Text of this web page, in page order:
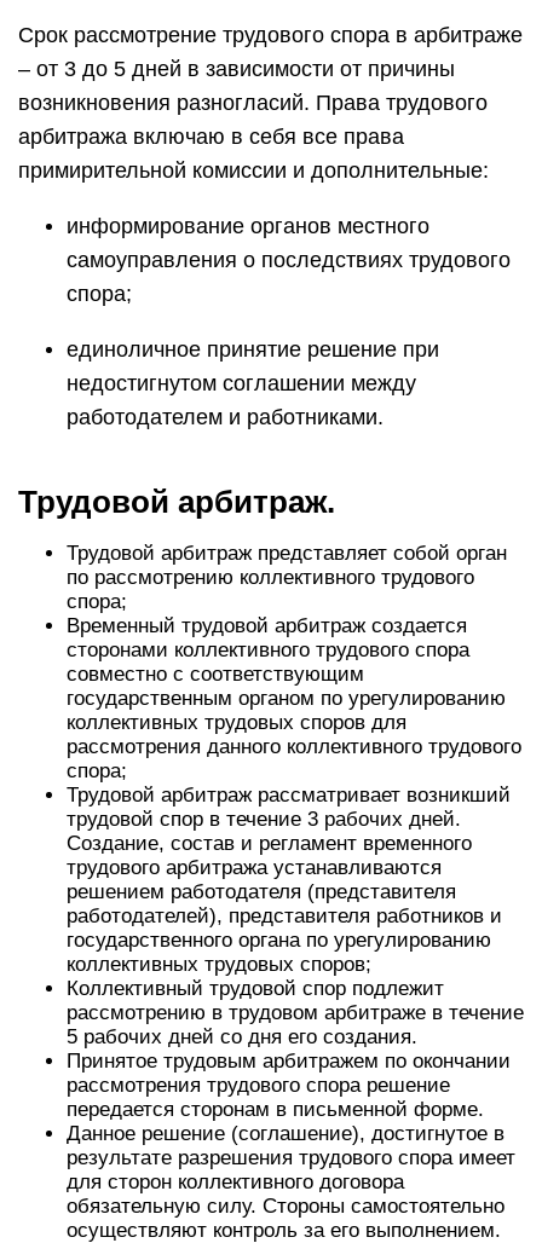
Срок рассмотрение трудового спора в арбитраже
– от 3 до 5 дней в зависимости от причины
возникновения разногласий. Права трудового
арбитража включаю в себя все права
примирительной комиссии и дополнительные:
информирование органов местного
самоуправления о последствиях трудового
спора;
единоличное принятие решение при
недостигнутом соглашении между
работодателем и работниками.
Трудовой арбитраж.
Трудовой арбитраж представляет собой орган
по рассмотрению коллективного трудового
спора;
Временный трудовой арбитраж создается
сторонами коллективного трудового спора
совместно с соответствующим
государственным органом по урегулированию
коллективных трудовых споров для
рассмотрения данного коллективного трудового
спора;
Трудовой арбитраж рассматривает возникший
трудовой спор в течение 3 рабочих дней.
Создание, состав и регламент временного
трудового арбитража устанавливаются
решением работодателя (представителя
работодателей), представителя работников и
государственного органа по урегулированию
коллективных трудовых споров;
Коллективный трудовой спор подлежит
рассмотрению в трудовом арбитраже в течение
5 рабочих дней со дня его создания.
Принятое трудовым арбитражем по окончании
рассмотрения трудового спора решение
передается сторонам в письменной форме.
Данное решение (соглашение), достигнутое в
результате разрешения трудового спора имеет
для сторон коллективного договора
обязательную силу. Стороны самостоятельно
осуществляют контроль за его выполнением.